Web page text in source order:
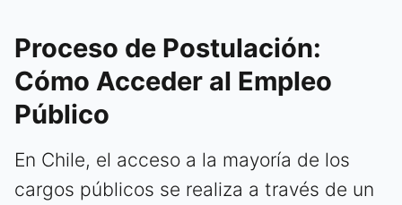
Proceso de Postulación:
Cómo Acceder al Empleo
Público
En Chile, el acceso a la mayoría de los
cargos públicos se realiza a través de un